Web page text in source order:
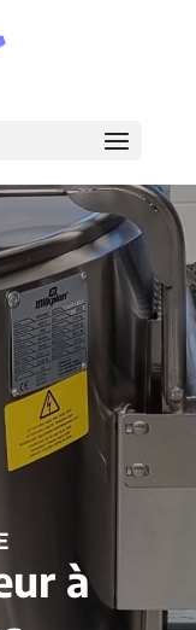
à